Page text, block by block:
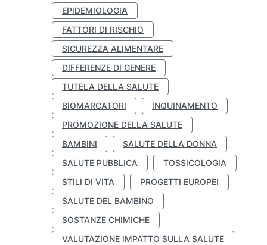
EPIDEMIOLOGIA
FATTORI DI RISCHIO
SICUREZZA ALIMENTARE
DIFFERENZE DI GENERE
TUTELA DELLA SALUTE
BIOMARCATORI
INQUINAMENTO
PROMOZIONE DELLA SALUTE
BAMBINI
SALUTE DELLA DONNA
SALUTE PUBBLICA
TOSSICOLOGIA
STILI DI VITA
PROGETTI EUROPEI
SALUTE DEL BAMBINO
SOSTANZE CHIMICHE
VALUTAZIONE IMPATTO SULLA SALUTE